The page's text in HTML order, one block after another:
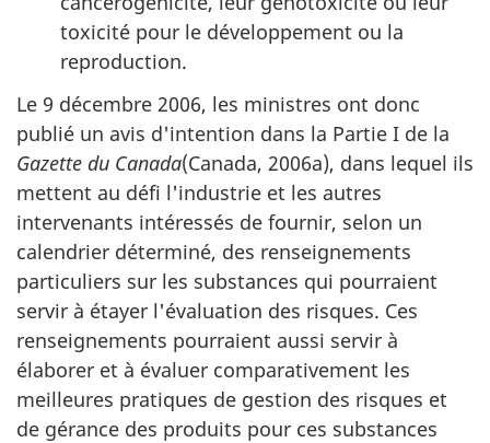
toxicité pour le développement ou la
reproduction.
Le 9 décembre 2006, les ministres ont donc
publié un avis d'intention dans la Partie I de la
Gazette du Canada(Canada, 2006a), dans lequel ils
mettent au défi l'industrie et les autres
intervenants intéressés de fournir, selon un
calendrier déterminé, des renseignements
particuliers sur les substances qui pourraient
servir à étayer l'évaluation des risques. Ces
renseignements pourraient aussi servir à
élaborer et à évaluer comparativement les
meilleures pratiques de gestion des risques et
de gérance des produits pour ces substances